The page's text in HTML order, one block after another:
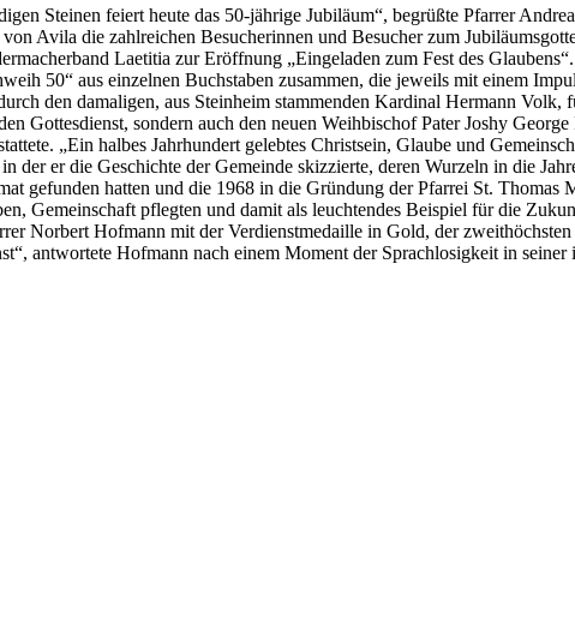
Morus
Steinen feiert heute das 50-jährige Jubiläum“, begrüßte Pfarrer
Avila die zahlreichen Besucherinnen und Besucher zum
Laetitia zur Eröffnung „Eingeladen zum Fest des
50“ aus einzelnen Buchstaben zusammen, die jeweils mit einem
den damaligen, aus Steinheim stammenden Kardinal Hermann
Gottesdienst, sondern auch den neuen Weihbischof Pater Joshy
„Ein halbes Jahrhundert gelebtes Christsein, Glaube und
der er die Geschichte der Gemeinde skizzierte, deren Wurzeln in die
gefunden hatten und die 1968 in die Gründung der Pfarrei St.
Gemeinschaft pflegten und damit als leuchtendes Beispiel für die
Norbert Hofmann mit der Verdienstmedaille in Gold, der
antwortete Hofmann nach einem Moment der Sprachlosigkeit in